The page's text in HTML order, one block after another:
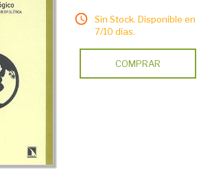
Sin Stock. Disponible en
7/10 días.
COMPRAR